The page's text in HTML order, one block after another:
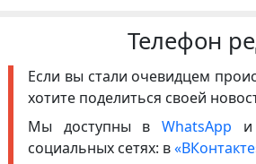
Телефон
Если вы стали очевидцем
хотите поделиться своей
Мы доступны в WhatsApp
социальных сетях: в